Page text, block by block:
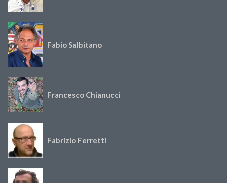
Fabio Salbitano
Francesco Chianucci
Fabrizio Ferretti